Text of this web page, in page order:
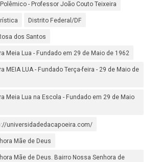
- Professor João Couto Teixeira
Distrito Federal/DF
dos Santos
Meia Lua - Fundado em 29 de Maio de 1962
MEIA LUA - Fundado Terça-feira - 29 de Maio de
Meia Lua na Escola - Fundado em 29 de Maio
universidadedacapoeira.com/
Mãe de Deus
Mãe de Deus. Bairro Nossa Senhora de